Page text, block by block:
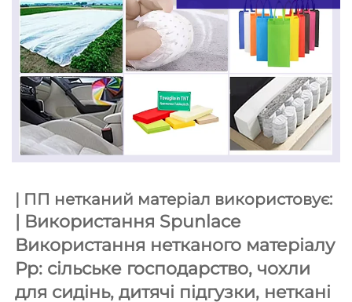
| ПП нетканий матеріал використовує:
|
Використання Spunlace
Використання нетканого матеріалу
Pp: сільське господарство, чохли
для сидінь, дитячі підгузки, неткані